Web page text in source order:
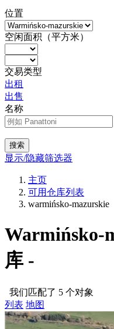
位置
空闲面积（平方米）
交易类型
出租
出售
名称
搜索
显示/隐藏筛选器
主页
可用仓库列表
warmińsko-mazurskie
Warmińsko-
库 -
我们匹配了 5 个对象
列表 地图